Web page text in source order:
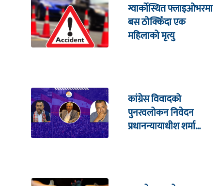
ग्वार्कोस्थित फ्लाइओभरमा
बस ठोक्किँदा एक
महिलाको मृत्यु
कांग्रेस विवादको
पुनरवलोकन निवेदन
प्रधानन्यायाधीश शर्मा